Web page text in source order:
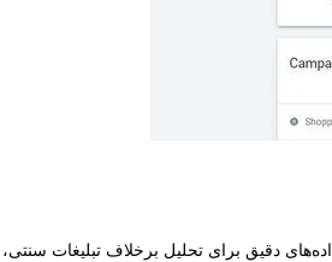
دقیق برای تحلیل برخلاف تبلیغات